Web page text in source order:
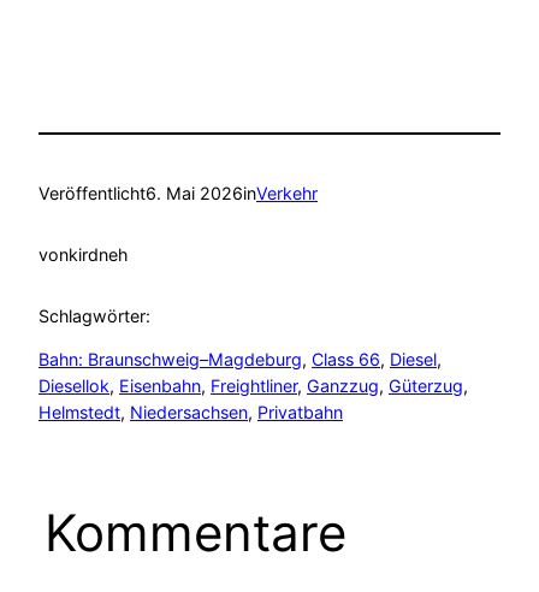
Veröffentlicht6. Mai 2026inVerkehr
vonkirdneh
Schlagwörter:
Bahn: Braunschweig–Magdeburg, Class 66, Diesel
Diesellok, Eisenbahn, Freightliner, Ganzzug, Güterzug
Helmstedt, Niedersachsen, Privatbahn
Kommentare